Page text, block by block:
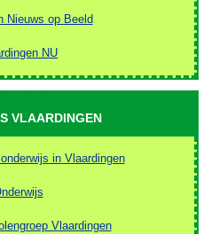
Nieuws op Beeld
NU
VLAARDINGEN
in Vlaardingen
Vlaardingen